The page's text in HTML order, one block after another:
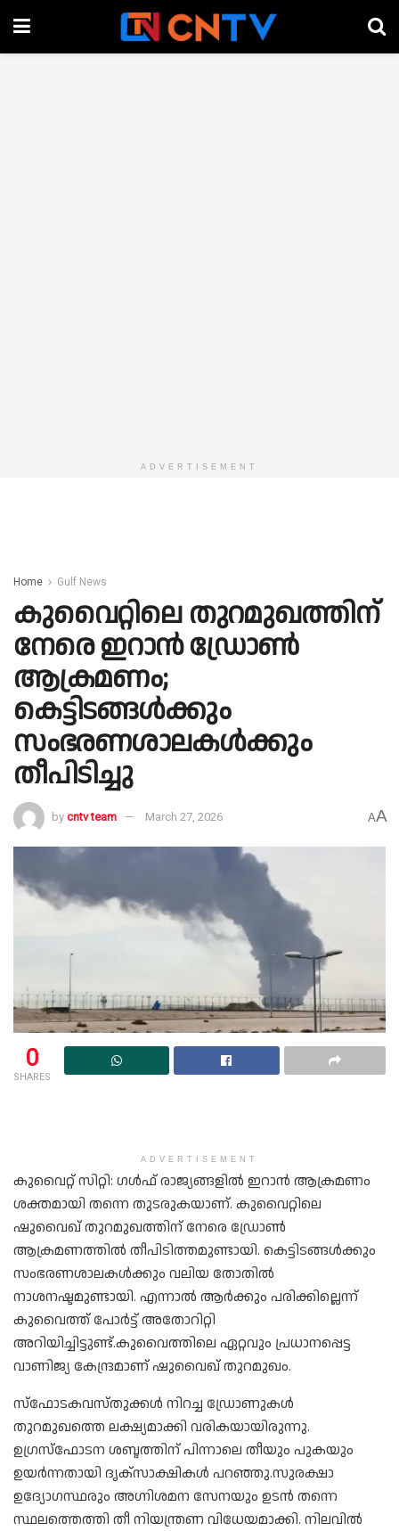
ADVERTISEMENT
Home Gulf News
കുവൈറ്റിലെ തുറമുഖത്തിന്
നേരെ ഇറാന്‍ ഡ്രോണ്‍
ആക്രമണം;
കെട്ടിടങ്ങള്‍ക്കും
സംഭരണശാലകള്‍ക്കും
തീപിടിച്ചു
by cntv team March 27, 2026 AA
0
SHARES
ADVERTISEMENT
കുവൈറ്റ് സിറ്റി: ഗള്‍ഫ് രാജ്യങ്ങളില്‍ ഇറാന്‍ ആക്രമണം
ശക്തമായി തന്നെ തുടരുകയാണ്. കുവൈറ്റിലെ
ഷുവൈഖ് തുറമുഖത്തിന് നേരെ ഡ്രോണ്‍
ആക്രമണത്തില്‍ തീപിടിത്തമുണ്ടായി. കെട്ടിടങ്ങള്‍ക്കും
സംഭരണശാലകള്‍ക്കും വലിയ തോതില്‍
നാശനഷ്ടമുണ്ടായി. എന്നാല്‍ ആര്‍ക്കും പരിക്കില്ലെന്ന്
കുവൈത്ത് പോര്‍ട്ട് അതോറിറ്റി
അറിയിച്ചിട്ടുണ്ട്.കുവൈത്തിലെ ഏറ്റവും പ്രധാനപ്പെട്ട
വാണിജ്യ കേന്ദ്രമാണ് ഷുവൈഖ് തുറമുഖം.
സ്ഫോടകവസ്തുക്കള്‍ നിറച്ച ഡ്രോണുകള്‍
തുറമുഖത്തെ ലക്ഷ്യമാക്കി വരികയായിരുന്നു.
ഉഗ്രസ്ഫോടന ശബ്ദത്തിന് പിന്നാലെ തീയും പുകയും
ഉയര്‍ന്നതായി ദൃക്സാക്ഷികള്‍ പറഞ്ഞു.സുരക്ഷാ
ഉദ്യോഗസ്ഥരും അഗ്നിശമന സേനയും ഉടന്‍ തന്നെ
സ്ഥലത്തെത്തി തീ നിയന്ത്രണ വിധേയമാക്കി. നിലവില്‍